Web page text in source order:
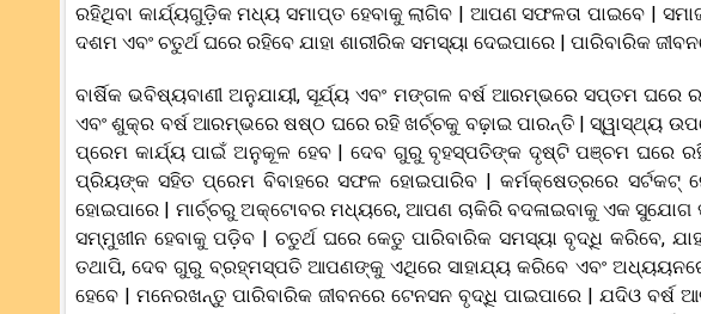
ରହିଥିବା କାର୍ଯ୍ୟଗୁଡ଼ିକ ମଧ୍ୟ ସମାପ୍ତ ହେବାକୁ ଲାଗିବ | ଆପଣ ସଫଳତା ପାଇବେ |
ଦଶମ ଏବଂ ଚତୁର୍ଥ ଘରେ ରହିବେ ଯାହା ଶାରୀରିକ ସମସ୍ୟା ଦେଇପାରେ | ପାରିବାରିକ
ବାର୍ଷିକ ଭବିଷ୍ୟବାଣୀ ଅନୁଯାୟୀ, ସୂର୍ଯ୍ୟ ଏବଂ ମଙ୍ଗଳ ବର୍ଷ ଆରମ୍ଭରେ ସପ୍ତମ ଘରେ
ଏବଂ ଶୁକ୍ର ବର୍ଷ ଆରମ୍ଭରେ ଷଷ୍ଠ ଘରେ ରହି ଖର୍ଚ୍ଚକୁ ବଢ଼ାଇ ପାରନ୍ତି | ସ୍ୱାସ୍ଥ୍ୟ
ପ୍ରେମ କାର୍ଯ୍ୟ ପାଇଁ ଅନୁକୂଳ ହେବ | ଦେବ ଗୁରୁ ବୃହସ୍ପତିଙ୍କ ଦୃଷ୍ଟି ପଞ୍ଚମ ଘରେ
ପ୍ରିୟଙ୍କ ସହିତ ପ୍ରେମ ବିବାହରେ ସଫଳ ହୋଇପାରିବ | କର୍ମକ୍ଷେତ୍ରରେ ସର୍ଟକଟ୍
ହୋଇପାରେ | ମାର୍ଚ୍ଚରୁ ଅକ୍ଟୋବର ମଧ୍ୟରେ, ଆପଣ ଚାକିରି ବଦଳାଇବାକୁ ଏକ
ସମ୍ମୁଖୀନ ହେବାକୁ ପଡ଼ିବ | ଚତୁର୍ଥ ଘରେ କେତୁ ପାରିବାରିକ ସମସ୍ୟା ବୃଦ୍ଧି କରିବେ,
ତଥାପି, ଦେବ ଗୁରୁ ବ୍ରହ୍ମସ୍ପତି ଆପଣଙ୍କୁ ଏଥିରେ ସାହାଯ୍ୟ କରିବେ ଏବଂ
ହେବେ | ମନେରଖନ୍ତୁ ପାରିବାରିକ ଜୀବନରେ ଟେନସନ ବୃଦ୍ଧି ପାଇପାରେ | ଯଦିଓ